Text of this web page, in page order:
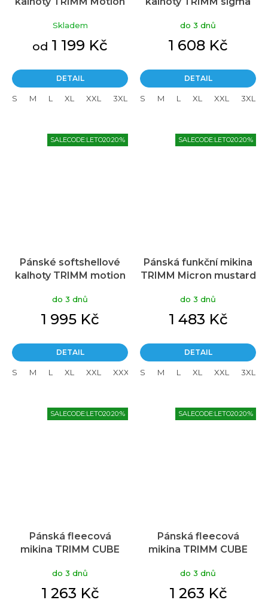
Skladem
od 1 199 Kč
DETAIL
S M L XL XXL 3XL
do 3 dnů
1 608 Kč
DETAIL
S M L XL XXL 3XL
SALECODE:LETO20:20:%
Pánské softshellové
kalhoty TRIMM motion
do 3 dnů
1 995 Kč
DETAIL
S M L XL XXL XXXL
SALECODE:LETO20:20:%
Pánská funkční mikina
TRIMM Micron mustard
do 3 dnů
1 483 Kč
DETAIL
S M L XL XXL 3XL
SALECODE:LETO20:20:%
Pánská fleecová
mikina TRIMM CUBE
do 3 dnů
1 263 Kč
SALECODE:LETO20:20:%
Pánská fleecová
mikina TRIMM CUBE
do 3 dnů
1 263 Kč